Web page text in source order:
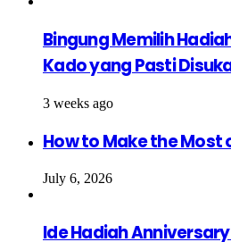
Bingung Memilih
Kado yang Pasti
3 weeks ago
How to Make the Most
July 6, 2026
Ide Hadiah